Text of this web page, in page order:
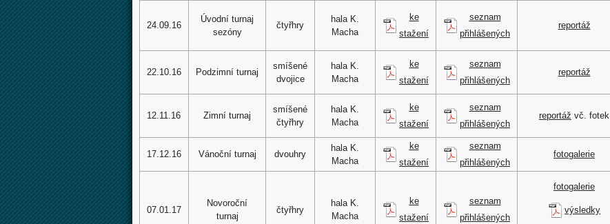
24.09.16
Úvodní turnaj
sezóny
čtyřhry
hala K.
Macha
ke
stažení
seznam
přihlášených
reportáž
22.10.16 Podzimní turnaj
smíšené
dvojice
hala K.
Macha
ke
stažení
seznam
přihlášených
reportáž
12.11.16 Zimní turnaj
smíšené
čtyřhry
hala K.
Macha
ke
stažení
seznam
přihlášených
reportáž vč. fotek
17.12.16 Vánoční turnaj dvouhry
hala K.
Macha
ke
stažení
seznam
přihlášených
fotogalerie
07.01.17
Novoroční
turnaj
čtyřhry
hala K.
Macha
ke
stažení
seznam
přihlášených
fotogalerie
výsledky